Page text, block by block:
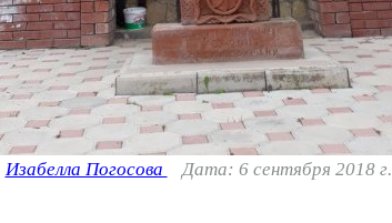
Изабелла Погосова Дата: 6 сентября 2018 г.